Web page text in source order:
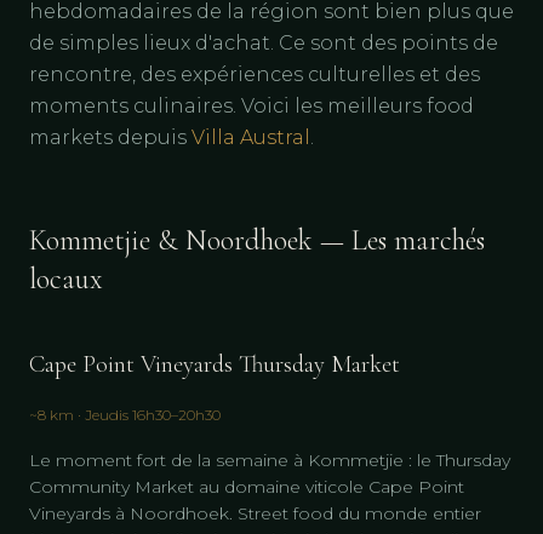
hebdomadaires de la région sont bien plus que
de simples lieux d'achat. Ce sont des points de
rencontre, des expériences culturelles et des
moments culinaires. Voici les meilleurs food
markets depuis Villa Austral .
Kommetjie & Noordhoek — Les marchés
locaux
Cape Point Vineyards Thursday Market
~8 km · Jeudis 16h30–20h30
Le moment fort de la semaine à Kommetjie : le Thursday
Community Market au domaine viticole Cape Point
Vineyards à Noordhoek. Street food du monde entier